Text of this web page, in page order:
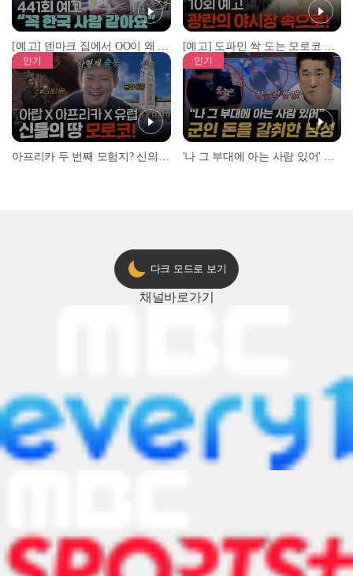
[예고] 덴마크 집에서 OO이 왜 나와...? 이상할 정도로 한국을 사랑하는 우리 형을 제보합니다! [예고] 도파민 싹 도는 모로코 야시장 투어!
인기 인기
다크 모드로 보기
채널바로가기